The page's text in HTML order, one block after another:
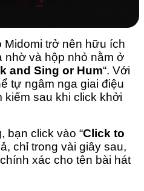
Midomi trở nên hữu ích
nhờ và hộp nhỏ nằm ở
and Sing or Hum“. Với
tự ngâm nga giai điệu
kiếm sau khi click khởi
bạn click vào “Click to
chỉ trong vài giây sau,
xác cho tên bài hát